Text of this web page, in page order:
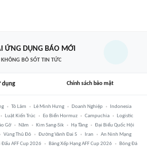
ỨNG DỤNG BÁO MỚI
BỎ SÓT TIN TỨC
dụng Chính sách bảo mật
Tô Lâm Lê Minh Hưng Doanh Nghiệp
Indonesia
Luật Kiến Trúc Eo Biển Hormuz Campuchia
Logistic
Gỡ Năm Kim Sang-Sik Hạ Tầng
Đại Biểu Quốc Hội
Vùng Thủ Đô Đường Vành Đai 5 Iran
An Ninh Mạng
Đấu AFF Cup 2026 Bảng Xếp Hạng AFF Cup 2026
Bóng Đá